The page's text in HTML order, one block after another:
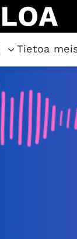
Tietoa